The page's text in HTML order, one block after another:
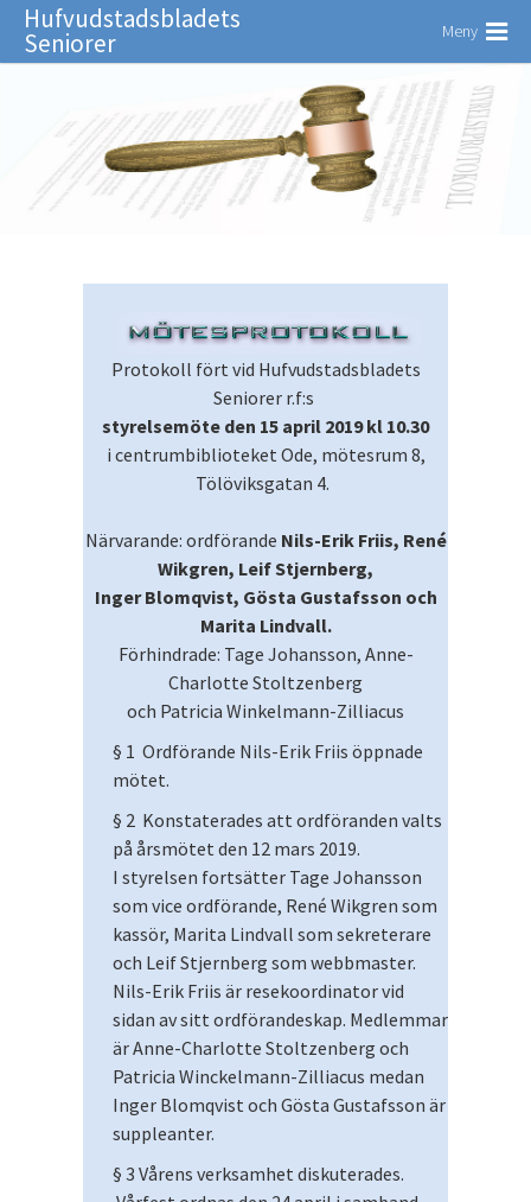
Hufvudstadsbladets
Seniorer Meny
Protokoll fört vid Hufvudstadsbladets
Seniorer r.f:s
styrelsemöte den 15 april 2019 kl 10.30
i centrumbiblioteket Ode, mötesrum 8,
Tölöviksgatan 4.
Närvarande: ordförande Nils-Erik Friis, René
Wikgren, Leif Stjernberg,
Inger Blomqvist, Gösta Gustafsson och
Marita Lindvall.
Förhindrade: Tage Johansson, Anne-
Charlotte Stoltzenberg
och Patricia Winkelmann-Zilliacus
§ 1 Ordförande Nils-Erik Friis öppnade
mötet.
§ 2 Konstaterades att ordföranden valts
på årsmötet den 12 mars 2019.
I styrelsen fortsätter Tage Johansson
som vice ordförande, René Wikgren som
kassör, Marita Lindvall som sekreterare
och Leif Stjernberg som webbmaster.
Nils-Erik Friis är resekoordinator vid
sidan av sitt ordförandeskap. Medlemmar
är Anne-Charlotte Stoltzenberg och
Patricia Winckelmann-Zilliacus medan
Inger Blomqvist och Gösta Gustafsson är
suppleanter.
§ 3 Vårens verksamhet diskuterades.